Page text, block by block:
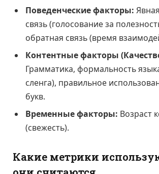
Поведенческие факторы:
связь (голосование за
обратная связь (время
Контентные факторы
Грамматика, формальность
сленга), правильное
букв.
Временные факторы: Возраст
(свежесть).
Какие метрики